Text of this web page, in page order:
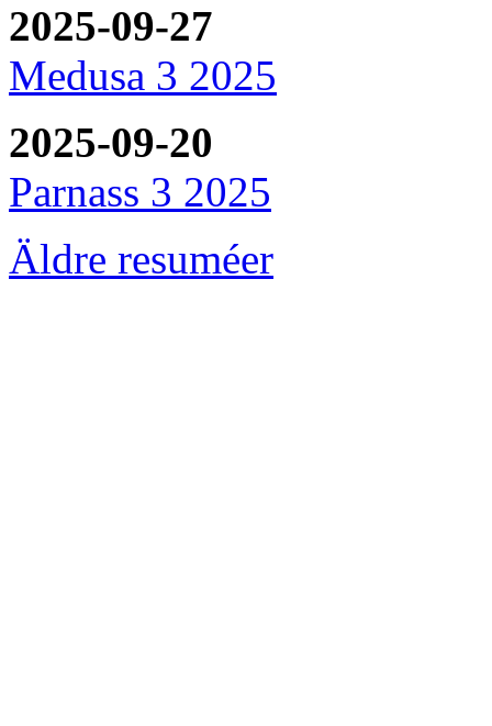
2025-09-27
Medusa 3 2025
2025-09-20
Parnass 3 2025
Äldre resuméer